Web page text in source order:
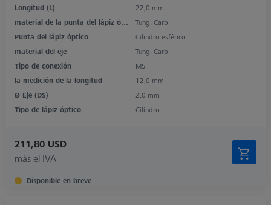
Longitud (L)
22,0 mm
material de la punta del lápiz óptico
Tung. Carb
Punta del lápiz óptico
Cilindro esférico
material del eje
Tung. Carb
Tipo de conexión
M5
la medición de la longitud
12,0 mm
Ø Eje (DS)
2,0 mm
Tipo de lápiz óptico
Cilindro
211,80 USD
más el IVA
Disponible en breve